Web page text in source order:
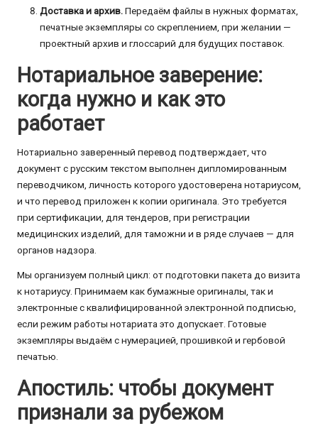
Доставка и архив.Передаём файлы в нужных форматах,
печатные экземпляры со скреплением, при желании —
проектный архив и глоссарий для будущих поставок.
Нотариальное заверение:
когда нужно и как это
работает
Нотариально заверенный перевод подтверждает, что
документ с русским текстом выполнен дипломированным
переводчиком, личность которого удостоверена нотариусом,
и что перевод приложен к копии оригинала. Это требуется
при сертификации, для тендеров, при регистрации
медицинских изделий, для таможни и в ряде случаев — для
органов надзора.
Мы организуем полный цикл: от подготовки пакета до визита
к нотариусу. Принимаем как бумажные оригиналы, так и
электронные с квалифицированной электронной подписью,
если режим работы нотариата это допускает. Готовые
экземпляры выдаём с нумерацией, прошивкой и гербовой
печатью.
Апостиль: чтобы документ
признали за рубежом